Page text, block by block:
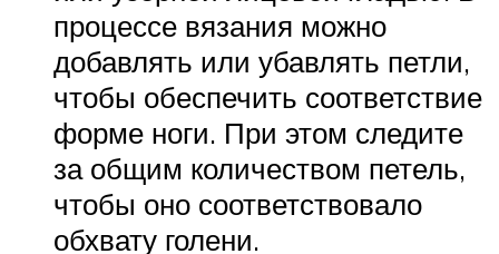
процессе вязания можно
добавлять или убавлять петли,
чтобы обеспечить соответствие
форме ноги. При этом следите
за общим количеством петель,
чтобы оно соответствовало
обхвату голени.